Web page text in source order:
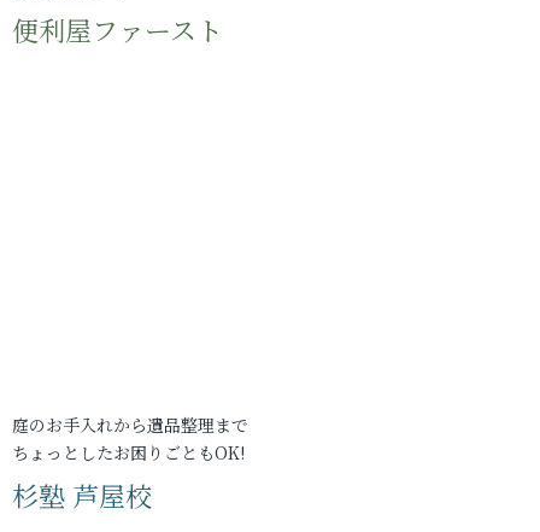
便利屋ファースト
庭のお手入れから遺品整理まで
ちょっとしたお困りごともOK!
杉塾 芦屋校